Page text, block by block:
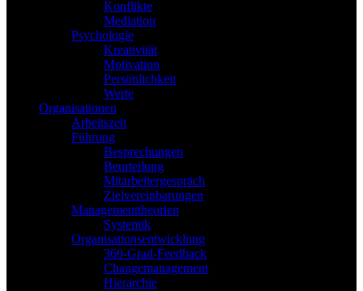
Konflikte
Mediation
Psychologie
Kreativität
Motivation
Persönlichkeit
Werte
Organisationen
Arbeitszeit
Führung
Besprechungen
Beurteilung
Mitarbeitergespräch
Zielvereinbarungen
Managementtheorien
Systemik
Organisationsentwicklung
360-Grad-Feedback
Changemanagement
Hierarchie